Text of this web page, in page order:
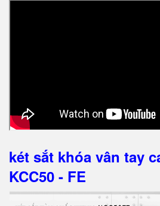
két sắt khóa vân tay
KCC50 - FE